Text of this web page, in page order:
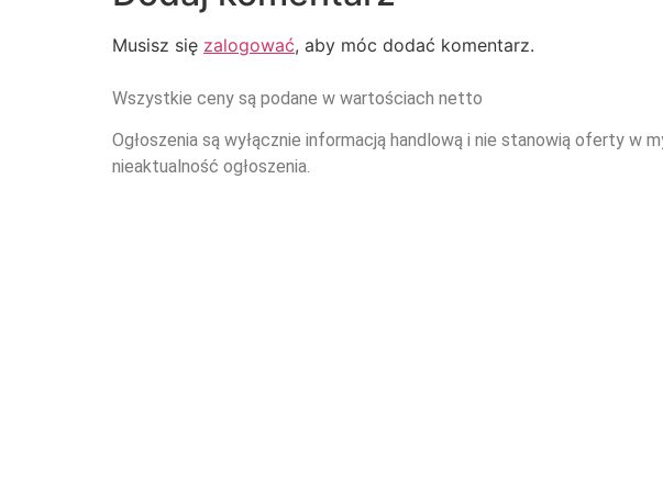
Musisz się zalogować, aby móc dodać komentarz.
Wszystkie ceny są podane w wartościach netto
Ogłoszenia są wyłącznie informacją handlową i nie stanowią oferty w
nieaktualność ogłoszenia.